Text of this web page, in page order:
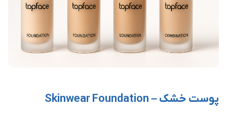
پوست خشک – Skinwear Foundation